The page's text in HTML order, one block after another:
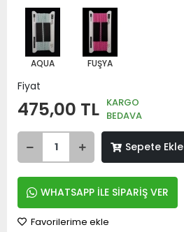
AQUA FUŞYA
Fiyat
475,00 TL KARGO
BEDAVA
Sepete Ekle
WHATSAPP İLE SİPARİŞ VER
Favorilerime ekle